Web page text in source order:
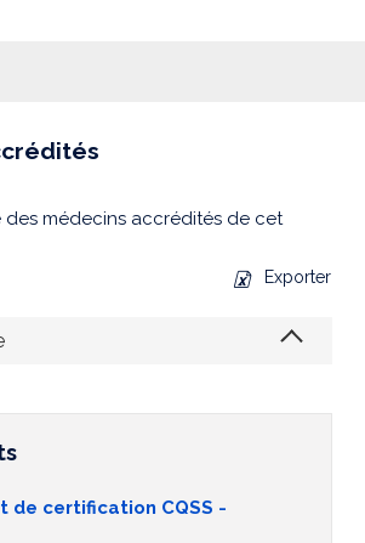
des médecins accrédités de cet
Exporter
de certification CQSS -